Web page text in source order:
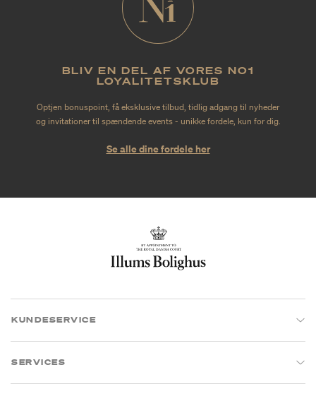
BLIV EN DEL AF VORES NO1
LOYALITETSKLUB
Optjen bonuspoint, få eksklusive tilbud, tidlig adgang til nyheder
og invitationer til spændende events - unikke fordele, kun for dig.
Se alle dine fordele her
KUNDESERVICE
SERVICES